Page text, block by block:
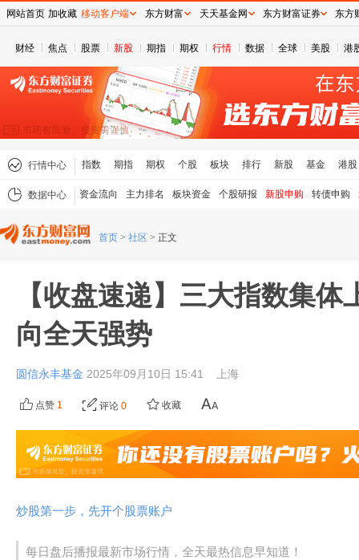
财经 焦点 股票 新股 期指 期权 行情 数据 全球 美股 港
行情中心 指数 期指 期权 个股 板块 排行 新股 基金 港股
数据中心 资金流向 主力排名 板块资金 个股研报 新股申购 转债申购
首页 > 社区 > 正文
【收盘速递】三大指数集
向全天强势
圆信永丰基金 2025年09月10日 15:41 上海
点赞 1 评论 0 收藏
炒股第一步，先开个股票账户
每日盘后播报最新市场行情，全天最热信息早知道！
网站首页 加收藏 移动客户端 东方财富 天天基金网 东方财富证券 东方